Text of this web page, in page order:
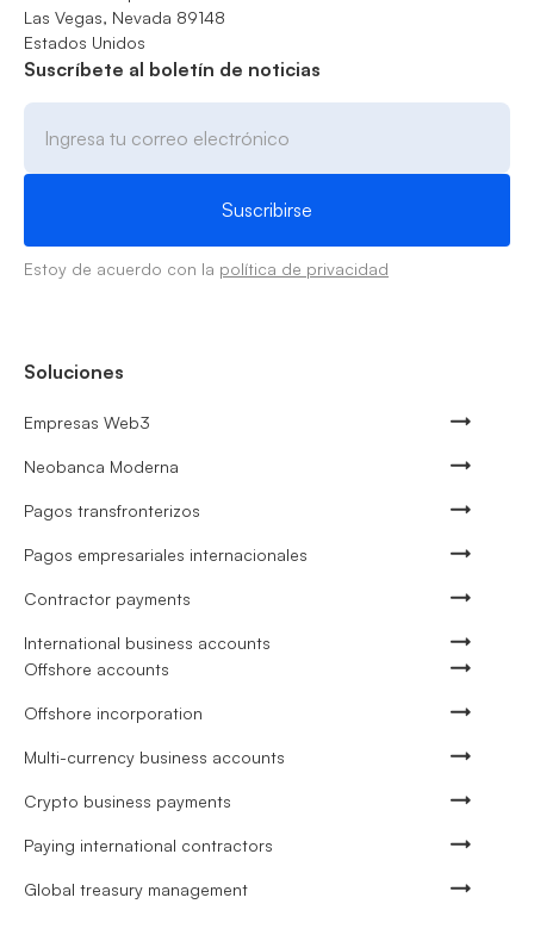
Las Vegas, Nevada 89148
Estados Unidos
Suscríbete al boletín de noticias
Estoy de acuerdo con la política de privacidad
Soluciones
Empresas Web3
Neobanca Moderna
Pagos transfronterizos
Pagos empresariales internacionales
Contractor payments
International business accounts
Offshore accounts
Offshore incorporation
Multi-currency business accounts
Crypto business payments
Paying international contractors
Global treasury management